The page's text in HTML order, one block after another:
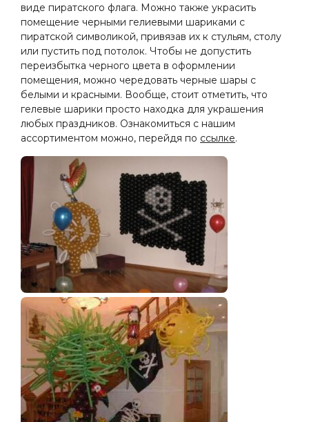
виде пиратского флага. Можно также украсить
помещение черными гелиевыми шариками с
пиратской символикой, привязав их к стульям, столу
или пустить под потолок. Чтобы не допустить
переизбытка черного цвета в оформлении
помещения, можно чередовать черные шары с
белыми и красными. Вообще, стоит отметить, что
гелевые шарики просто находка для украшения
любых праздников. Ознакомиться с нашим
ассортиментом можно, перейдя по ссылке.